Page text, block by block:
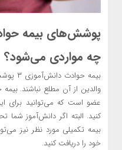
پوشش‌های بیمه
چه مواردی می‌شود؟
بیمه
والدین از آن مطلع نباشند.
عضو است که می‌توانید برای
کنید. البته اگر دانش‌آموز
بیمه تکمیلی مورد نظر نیز
خود را دریافت کنید.